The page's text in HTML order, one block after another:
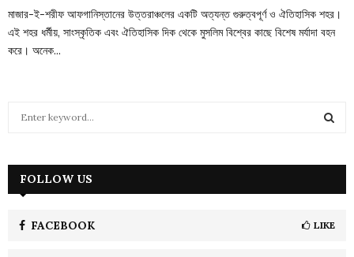
মাজার-ই-শরীফ আফগানিস্তানের উত্তরাঞ্চলের একটি অত্যন্ত গুরুত্বপূর্ণ ও ঐতিহাসিক শহর।
এই শহর ধর্মীয়, সাংস্কৃতিক এবং ঐতিহাসিক দিক থেকে মুসলিম বিশ্বের কাছে বিশেষ মর্যাদা বহন
করে। অনেক...
h
FOLLOW US
FACEBOOK LIKE